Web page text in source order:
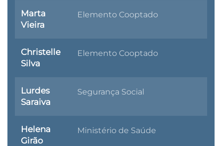
Marta
Vieira
Elemento Cooptado
Christelle
Silva
Elemento Cooptado
Lurdes
Saraiva
Segurança Social
Helena
Girão
Ministério de Saúde